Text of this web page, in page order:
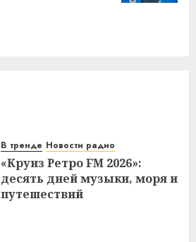
В тренде Новости радио
«Круиз Ретро FM 2026»:
десять дней музыки, моря и
путешествий